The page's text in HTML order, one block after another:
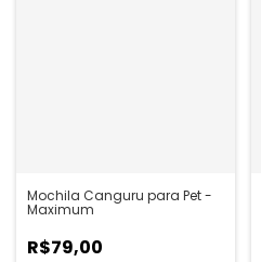
Mochila Canguru para Pet -
Maximum
R$79,00